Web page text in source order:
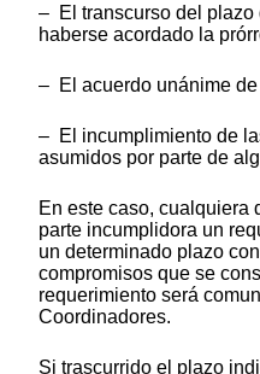
– El transcurso del plazo
haberse acordado la
– El acuerdo unánime de
– El incumplimiento de
asumidos por parte de
En este caso, cualquiera
parte incumplidora un
un determinado plazo
compromisos que se
requerimiento será
Coordinadores.
Si trascurrido el plazo